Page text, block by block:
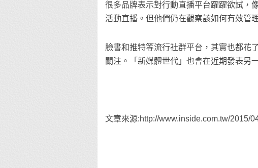
很多品牌表示對行動直播平台躍躍欲試，
活動直播。但他們仍在觀察該如何有效管
臉書和推特等流行社群平台，其實也都花
關注。「新媒體世代」也會在近期發表另
文章來源:http://www.inside.com.tw/2015/